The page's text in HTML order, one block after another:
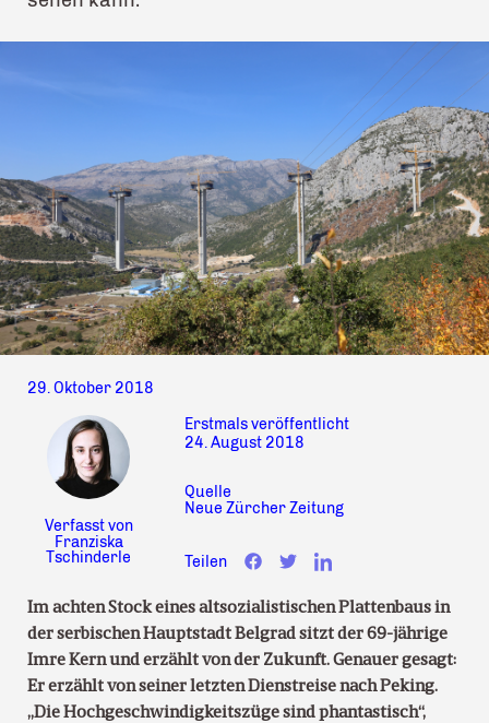
29. Oktober 2018
Verfasst von
Franziska
Tschinderle
Erstmals veröffentlicht
24. August 2018
Quelle
Neue Zürcher Zeitung
Teilen
Im achten Stock eines altsozialistischen Plattenbaus in
der serbischen Hauptstadt Belgrad sitzt der 69-jährige
Imre Kern und erzählt von der Zukunft. Genauer gesagt:
Er erzählt von seiner letzten Dienstreise nach Peking.
„Die Hochgeschwindigkeitszüge sind phantastisch“,